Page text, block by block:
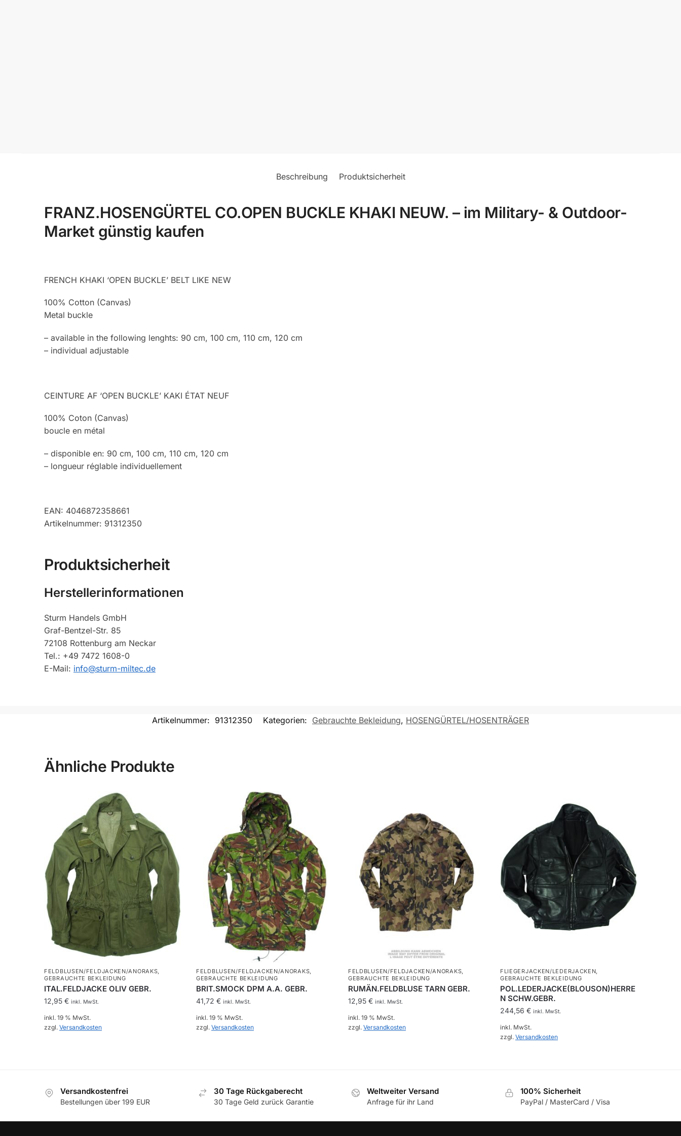
Beschreibung Produktsicherheit
FRANZ.HOSENGÜRTEL CO.OPEN BUCKLE KHAKI NEUW. – im Military- & Outdoor-
Market günstig kaufen
FRENCH KHAKI ‘OPEN BUCKLE’ BELT LIKE NEW
100% Cotton (Canvas)
Metal buckle
– available in the following lenghts: 90 cm, 100 cm, 110 cm, 120 cm
– individual adjustable
CEINTURE AF ‘OPEN BUCKLE’ KAKI ÉTAT NEUF
100% Coton (Canvas)
boucle en métal
– disponible en: 90 cm, 100 cm, 110 cm, 120 cm
– longueur réglable individuellement
EAN: 4046872358661
Artikelnummer: 91312350
Produktsicherheit
Herstellerinformationen
Sturm Handels GmbH
Graf-Bentzel-Str. 85
72108 Rottenburg am Neckar
Tel.: +49 7472 1608-0
E-Mail: info@sturm-miltec.de
Artikelnummer: 91312350 Kategorien: Gebrauchte Bekleidung, HOSENGÜRTEL/HOSENTRÄGER
Ähnliche Produkte
FELDBLUSEN/FELDJACKEN/ANORAKS
GEBRAUCHTE BEKLEIDUNG
ITAL.FELDJACKE OLIV GEBR.
12,95€ inkl. MwSt.
inkl. 19 % MwSt.
zzgl.Versandkosten
FELDBLUSEN/FELDJACKEN/ANORAKS
GEBRAUCHTE BEKLEIDUNG
BRIT.SMOCK DPM A.A. GEBR.
41,72 € inkl. MwSt.
inkl. 19 % MwSt.
zzgl. Versandkosten
FELDBLUSEN/FELDJACKEN/ANORAKS
GEBRAUCHTE BEKLEIDUNG
RUMÄN.FELDBLUSE TARN GEBR.
12,95 € inkl. MwSt.
inkl. 19 % MwSt.
zzgl. Versandkosten
FLIEGERJACKEN/LEDERJACKEN
GEBRAUCHTE BEKLEIDUNG
POL.LEDERJACKE(BLOUSON)HERRE
N SCHW.GEBR.
244,56 € inkl. MwSt.
inkl. MwSt.
zzgl. Versandkosten
mehrere
Varianten
Versandkostenfrei
Bestellungen über 199 EUR
30 Tage Rückgaberecht
30 Tage Geld zurück Garantie
Weltweiter Versand
Anfrage für ihr Land
100% Sicherheit
PayPal / MasterCard / Visa